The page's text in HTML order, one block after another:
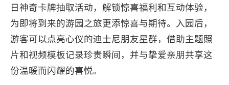
日神奇卡牌抽取活动，解锁惊喜福利和互动体验，
为即将到来的游园之旅更添惊喜与期待。入园后，
游客可以点亮心仪的迪士尼朋友星群，借助主题照
片和视频模板记录珍贵瞬间，并与挚爱亲朋共享这
份温暖而闪耀的喜悦。